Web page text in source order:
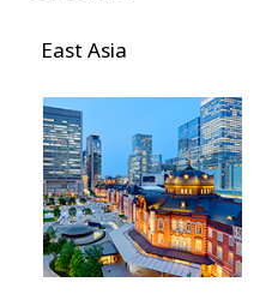
East Asia